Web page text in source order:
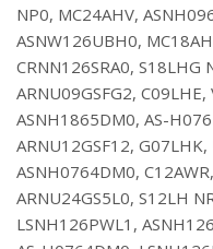
NP0, MC24AHV,
ASNW126UBH0,
CRNN126SRA0, S18LHG
ARNU09GSFG2,
ASNH1865DM0, AS-
ARNU12GSF12,
ASNH0764DM0,
ARNU24GS5L0, S12LH
LSNH126PWL1,